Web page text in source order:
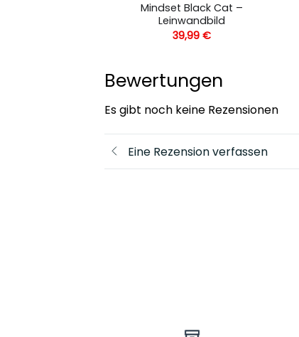
Mindset Black Cat –
Leinwandbild
39,99€
Bewertungen
Es gibt noch keine Rezensionen
Eine Rezension verfassen